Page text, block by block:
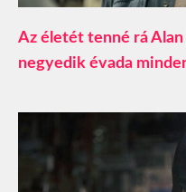
Az életét tenné rá
negyedik évada